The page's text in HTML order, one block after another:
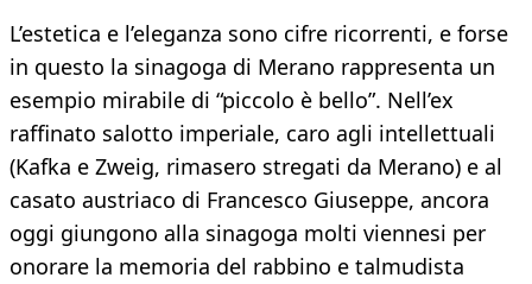
L’estetica e l’eleganza sono cifre ricorrenti, e forse
in questo la sinagoga di Merano rappresenta un
esempio mirabile di “piccolo è bello”. Nell’ex
raffinato salotto imperiale, caro agli intellettuali
(Kafka e Zweig, rimasero stregati da Merano) e al
casato austriaco di Francesco Giuseppe, ancora
oggi giungono alla sinagoga molti viennesi per
onorare la memoria del rabbino e talmudista